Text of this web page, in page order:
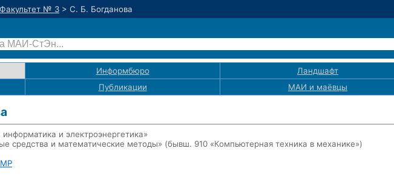
Факультет № 3 > С. Б. Богданова
Информбюро
Ландшафт
Публикации МАИ и маёвцы
и электроэнергетика»
средства и математические методы» (бывш. 910 «Компьютерная техника в механике»)